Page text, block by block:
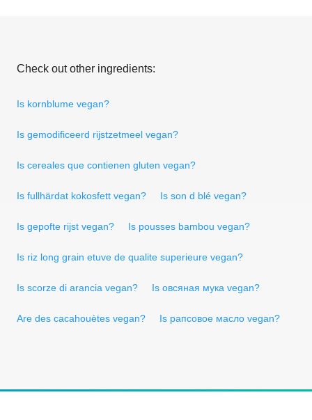
Check out other ingredients:
Is kornblume vegan?
Is gemodificeerd rijstzetmeel vegan?
Is cereales que contienen gluten vegan?
Is fullhärdat kokosfett vegan? Is son d blé vegan?
Is gepofte rijst vegan? Is pousses bambou vegan?
Is riz long grain etuve de qualite superieure vegan?
Is scorze di arancia vegan? Is овсяная мука vegan?
Are des cacahouètes vegan? Is рапсовое масло vegan?